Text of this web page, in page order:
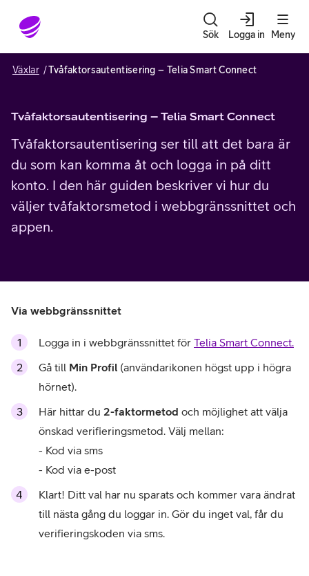
Gå till sidans innehåll
Sök Logga in Meny
Växlar Tvåfaktorsautentisering – Telia Smart Connect
Tvåfaktorsautentisering – Telia Smart Connect
Tvåfaktorsautentisering ser till att det bara är
du som kan komma åt och logga in på ditt
konto. I den här guiden beskriver vi hur du
väljer tvåfaktorsmetod i webbgränssnittet och
appen.
Via webbgränssnittet
Logga in i webbgränssnittet för Telia Smart Connect.
Gå till Min Profil (användarikonen högst upp i högra
hörnet).
Här hittar du 2-faktormetod och möjlighet att välja
önskad verifieringsmetod. Välj mellan:
- Kod via sms
- Kod via e-post
Klart! Ditt val har nu sparats och kommer vara ändrat
till nästa gång du loggar in. Gör du inget val, får du
verifieringskoden via sms.